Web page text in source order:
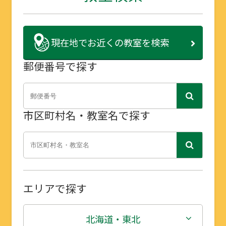
現在地でお近くの教室を検索
郵便番号で探す
市区町村名・教室名で探す
エリアで探す
北海道・東北